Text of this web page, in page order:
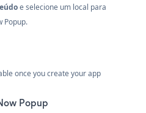
e selecione um local para
Popup.
once you create your app
Popup